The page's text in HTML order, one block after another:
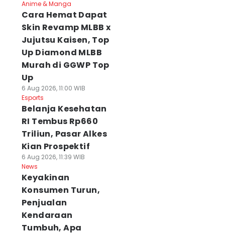
Anime & Manga
Cara Hemat Dapat
Skin Revamp MLBB x
Jujutsu Kaisen, Top
Up Diamond MLBB
Murah di GGWP Top
Up
6 Aug 2026, 11:00 WIB
Esports
Belanja Kesehatan
RI Tembus Rp660
Triliun, Pasar Alkes
Kian Prospektif
6 Aug 2026, 11:39 WIB
News
Keyakinan
Konsumen Turun,
Penjualan
Kendaraan
Tumbuh, Apa